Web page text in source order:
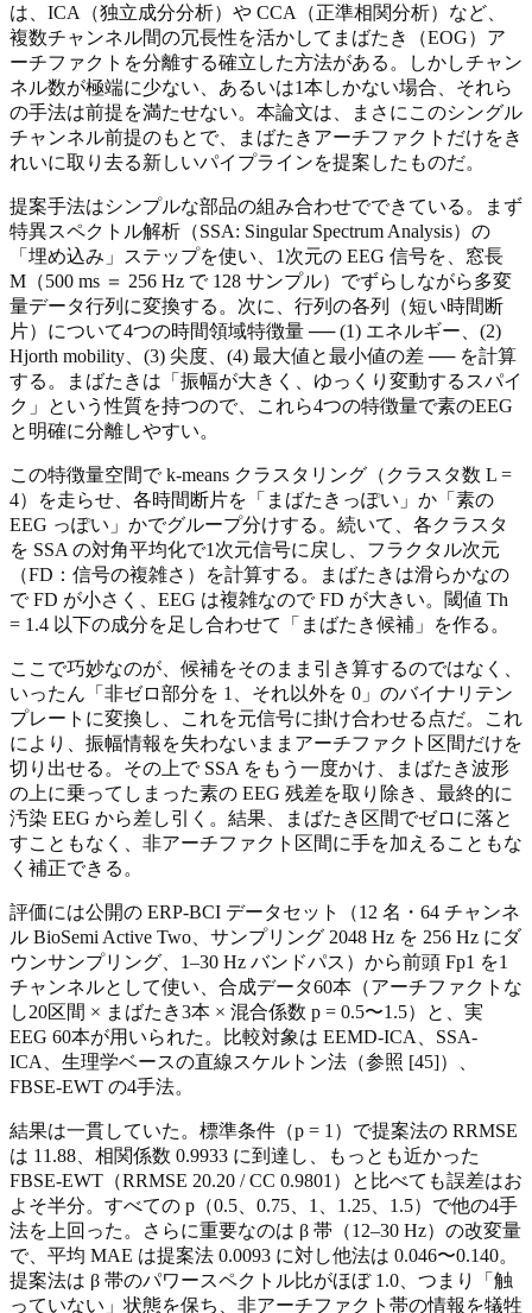
は、ICA（独立成分分析）や CCA（正準相関分析）など、
複数チャンネル間の冗長性を活かしてまばたき（EOG）ア
ーチファクトを分離する確立した方法がある。しかしチャン
ネル数が極端に少ない、あるいは1本しかない場合、それら
の手法は前提を満たせない。本論文は、まさにこのシングル
チャンネル前提のもとで、まばたきアーチファクトだけをき
れいに取り去る新しいパイプラインを提案したものだ。
提案手法はシンプルな部品の組み合わせでできている。まず
特異スペクトル解析（SSA: Singular Spectrum Analysis）の
「埋め込み」ステップを使い、1次元の EEG 信号を、窓長
M（500 ms ＝ 256 Hz で 128 サンプル）でずらしながら多変
量データ行列に変換する。次に、行列の各列（短い時間断
片）について4つの時間領域特徴量 ── (1) エネルギー、(2)
Hjorth mobility、(3) 尖度、(4) 最大値と最小値の差 ── を計算
する。まばたきは「振幅が大きく、ゆっくり変動するスパイ
ク」という性質を持つので、これら4つの特徴量で素のEEG
と明確に分離しやすい。
この特徴量空間で k-means クラスタリング（クラスタ数 L =
4）を走らせ、各時間断片を「まばたきっぽい」か「素の
EEG っぽい」かでグループ分けする。続いて、各クラスタ
を SSA の対角平均化で1次元信号に戻し、フラクタル次元
（FD：信号の複雑さ）を計算する。まばたきは滑らかなの
で FD が小さく、EEG は複雑なので FD が大きい。閾値 Th
= 1.4 以下の成分を足し合わせて「まばたき候補」を作る。
ここで巧妙なのが、候補をそのまま引き算するのではなく、
いったん「非ゼロ部分を 1、それ以外を 0」のバイナリテン
プレートに変換し、これを元信号に掛け合わせる点だ。これ
により、振幅情報を失わないままアーチファクト区間だけを
切り出せる。その上で SSA をもう一度かけ、まばたき波形
の上に乗ってしまった素の EEG 残差を取り除き、最終的に
汚染 EEG から差し引く。結果、まばたき区間でゼロに落と
すこともなく、非アーチファクト区間に手を加えることもな
く補正できる。
評価には公開の ERP-BCI データセット（12 名・64 チャンネ
ル BioSemi Active Two、サンプリング 2048 Hz を 256 Hz にダ
ウンサンプリング、1–30 Hz バンドパス）から前頭 Fp1 を1
チャンネルとして使い、合成データ60本（アーチファクトな
し20区間 × まばたき3本 × 混合係数 p = 0.5〜1.5）と、実
EEG 60本が用いられた。比較対象は EEMD-ICA、SSA-
ICA、生理学ベースの直線スケルトン法（参照 [45]）、
FBSE-EWT の4手法。
結果は一貫していた。標準条件（p = 1）で提案法の RRMSE
は 11.88、相関係数 0.9933 に到達し、もっとも近かった
FBSE-EWT（RRMSE 20.20 / CC 0.9801）と比べても誤差はお
よそ半分。すべての p（0.5、0.75、1、1.25、1.5）で他の4手
法を上回った。さらに重要なのは β 帯（12–30 Hz）の改変量
で、平均 MAE は提案法 0.0093 に対し他法は 0.046〜0.140。
提案法は β 帯のパワースペクトル比がほぼ 1.0、つまり「触
っていない」状態を保ち、非アーチファクト帯の情報を犠牲